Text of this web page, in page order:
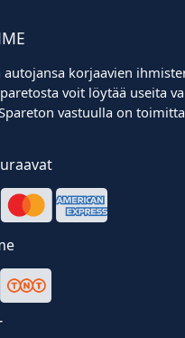
autojansa korjaavien
voit löytää useita
vastuulla on